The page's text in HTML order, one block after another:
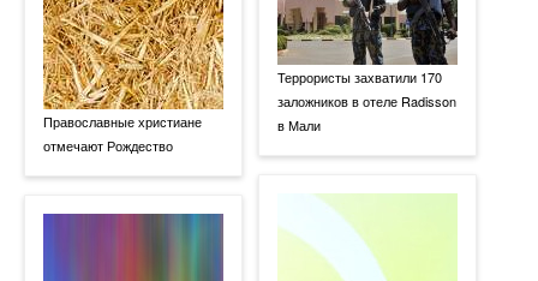
Православные христиане
отмечают Рождество
Террористы захватили 170
заложников в отеле Radisson
в Мали